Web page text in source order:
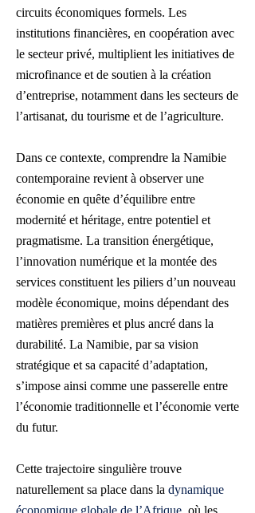
circuits économiques formels. Les
institutions financières, en coopération avec
le secteur privé, multiplient les initiatives de
microfinance et de soutien à la création
d’entreprise, notamment dans les secteurs de
l’artisanat, du tourisme et de l’agriculture.
Dans ce contexte, comprendre la Namibie
contemporaine revient à observer une
économie en quête d’équilibre entre
modernité et héritage, entre potentiel et
pragmatisme. La transition énergétique,
l’innovation numérique et la montée des
services constituent les piliers d’un nouveau
modèle économique, moins dépendant des
matières premières et plus ancré dans la
durabilité. La Namibie, par sa vision
stratégique et sa capacité d’adaptation,
s’impose ainsi comme une passerelle entre
l’économie traditionnelle et l’économie verte
du futur.
Cette trajectoire singulière trouve
naturellement sa place dans la dynamique
économique globale de l’Afrique, où les